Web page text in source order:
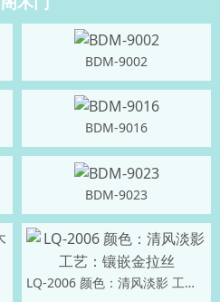
BDM-9002
BDM-9016
BDM-9023
LQ-2006 颜色：清风淡影 工艺：镶嵌金拉丝